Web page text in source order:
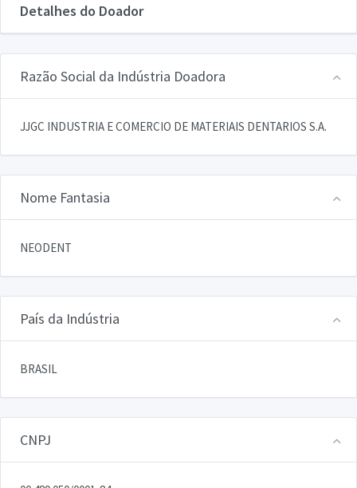
Detalhes do Doador
Razão Social da Indústria Doadora
JJGC INDUSTRIA E COMERCIO DE MATERIAIS DENTARIOS S.A.
Nome Fantasia
NEODENT
País da Indústria
BRASIL
CNPJ